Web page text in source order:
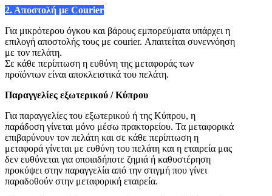
2. Αποστολή με Courier
Για μικρότερου όγκου και βάρους εμπορεύματα υπάρχει η
επιλογή αποστολής τους με courier. Απαιτείται συνεννόηση
με τον πελάτη.
Σε κάθε περίπτωση η ευθύνη της μεταφοράς των
προϊόντων είναι αποκλειστικά του πελάτη.
Παραγγελίες εξωτερικού / Κύπρου
Για παραγγελίες του εξωτερικού ή της Κύπρου, η
παράδοση γίνεται μόνο μέσω πρακτορείου. Τα μεταφορικά
επιβαρύνουν τον πελάτη και σε κάθε περίπτωση η
μεταφορά γίνεται με ευθύνη του πελάτη και η εταιρεία μας
δεν ευθύνεται για οποιαδήποτε ζημιά ή καθυστέρηση
προκύψει στην παραγγελία από την στιγμή που γίνει
παραδοθούν στην μεταφορική εταιρεία.